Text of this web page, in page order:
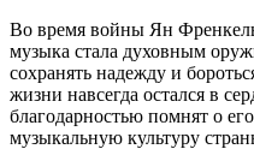
Во время войны Ян
музыка стала духовным
сохранять надежду и
жизни навсегда остался в
благодарностью помнят о
музыкальную культуру